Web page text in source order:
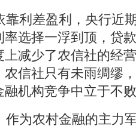
利差盈利，央行近
选择一浮到顶，贷
减少了农信社的经
信社只有未雨绸缪
机构竞争中立于不
为农村金融的主力